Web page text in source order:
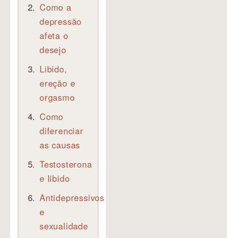
Como a
depressão
afeta o
desejo
Libido,
ereção e
orgasmo
Como
diferenciar
as causas
Testosterona
e libido
Antidepressivos
e
sexualidade